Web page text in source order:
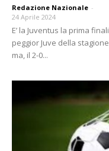
Redazione Nazionale -
24 Aprile 2024
E’ la Juventus la prima
peggior Juve della
ma, il 2-0...